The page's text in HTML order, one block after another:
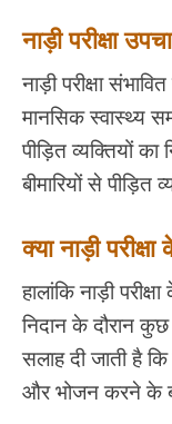
नाड़ी परीक्षा
नाड़ी परीक्षा
मानसिक स्वास्थ्य
पीड़ित व्यक्तियों
बीमारियों से पीड़ित
क्या नाड़ी
हालांकि नाड़ी
निदान के दौरान
सलाह दी जाती है
और भोजन करने के